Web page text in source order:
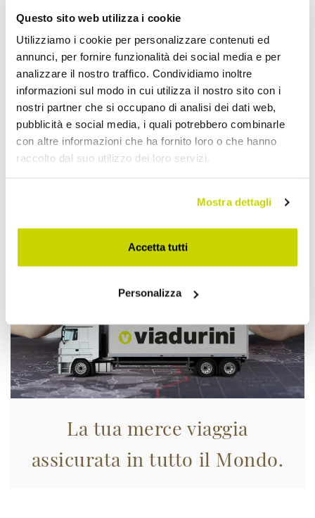
Questo sito web utilizza i cookie
Utilizziamo i cookie per personalizzare contenuti ed
annunci, per fornire funzionalità dei social media e per
analizzare il nostro traffico. Condividiamo inoltre
informazioni sul modo in cui utilizza il nostro sito con i
nostri partner che si occupano di analisi dei dati web,
pubblicità e social media, i quali potrebbero combinarle
con altre informazioni che ha fornito loro o che hanno
raccolto dal suo utilizzo dei loro servizi.
Mostra dettagli
Accetta tutti
Personalizza
Approfittane subito!
La tua merce viaggia
assicurata in tutto il Mondo.